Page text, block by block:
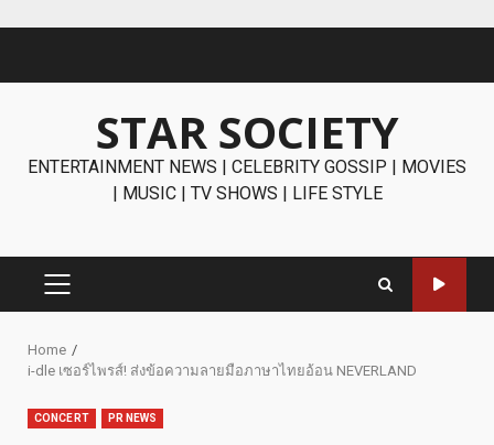
STAR SOCIETY
ENTERTAINMENT NEWS | CELEBRITY GOSSIP | MOVIES
| MUSIC | TV SHOWS | LIFE STYLE
PRIMARY
Home
i-dle เซอร์ไพรส์! ส่งข้อความลายมือภาษาไทยอ้อน NEVERLAND
CONCERT PR NEWS